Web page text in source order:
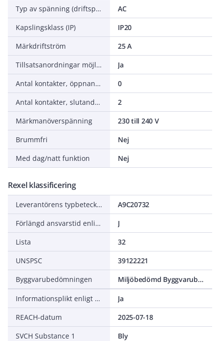
Typ av spänning (driftspänning)
AC
Kapslingsklass (IP)
IP20
Märkdriftström
25 A
Tillsatsanordningar möjliga
Ja
Antal kontakter, öppnande (NC - normalt stängda)
0
Antal kontakter, slutande (NO - normalt öppna)
2
Märkmanöverspänning
230 till 240 V
Brummfri
Nej
Med dag/natt funktion
Nej
Rexel klassificering
Leverantörens typbeteckning
A9C20732
Förlängd ansvarstid enligt ALEM-09
J
Lista
32
UNSPSC
39122221
Byggvarubedömningen
Miljöbedömd Byggvarubedömning Accepteras
Informationsplikt enligt REACH
Ja
REACH-datum
2025-07-18
SVCH Substance 1
Bly